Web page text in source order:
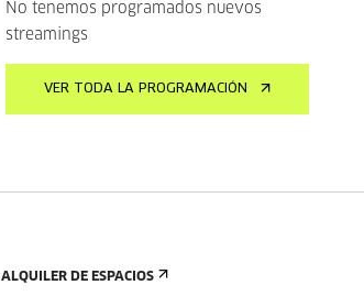
No tenemos programados nuevos
streamings
VER TODA LA PROGRAMACIÓN
ALQUILER DE ESPACIOS